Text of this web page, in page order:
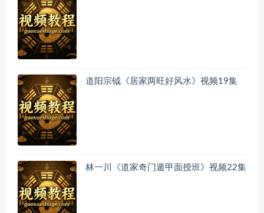
道阳宗钺《居家两旺好风水》视频19集
林一川《道家奇门遁甲面授班》视频22集